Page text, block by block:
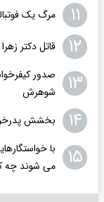
۱۱ مرگ یک
۱۲ قاتل دکتر
۱۳
صدور
شوهرش
۱۴ بخشش
۱۵
با
می شوند چه